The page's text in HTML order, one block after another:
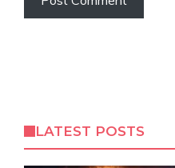
LATEST POSTS